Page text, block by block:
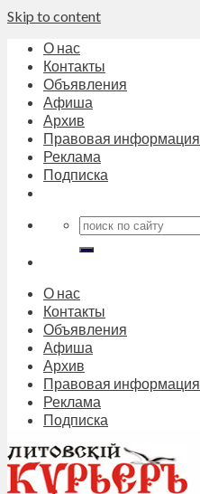
Skip to content
О нас
Контакты
Объявления
Афиша
Архив
Правовая информация
Реклама
Подписка
О нас
Контакты
Объявления
Афиша
Архив
Правовая информация
Реклама
Подписка